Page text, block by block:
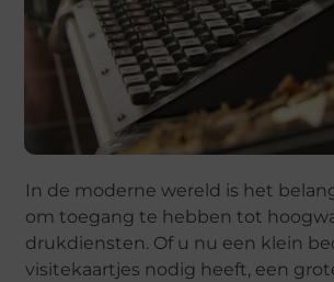
In de moderne wereld is het
om toegang te hebben tot
drukdiensten. Of u nu een klein
visitekaartjes nodig heeft, een